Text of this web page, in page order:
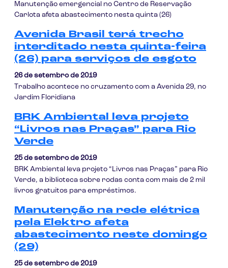
Manutenção emergencial no Centro de Reservação
Carlota afeta abastecimento nesta quinta (26)
Avenida Brasil terá trecho
interditado nesta quinta-feira
(26) para serviços de esgoto
26 de setembro de 2019
Trabalho acontece no cruzamento com a Avenida 29, no
Jardim Floridiana
BRK Ambiental leva projeto
“Livros nas Praças” para Rio
Verde
25 de setembro de 2019
BRK Ambiental leva projeto “Livros nas Praças” para Rio
Verde, a biblioteca sobre rodas conta com mais de 2 mil
livros gratuitos para empréstimos.
Manutenção na rede elétrica
pela Elektro afeta
abastecimento neste domingo
(29)
25 de setembro de 2019